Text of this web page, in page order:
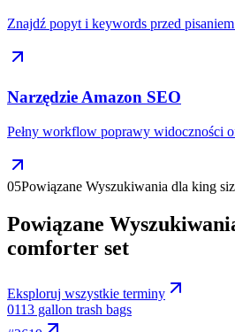
Znajdź popyt i keywords przed
Narzędzie Amazon SEO
Pełny workflow poprawy widoczności
05Powiązane Wyszukiwania dla king
Powiązane
comforter set
Eksploruj wszystkie terminy
0113 gallon trash bags